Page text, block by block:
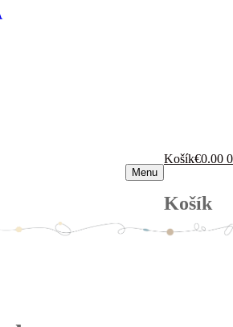
Menu
Košík€0.00 0
Košík